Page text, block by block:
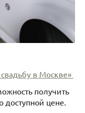
в Москве»
получить
доступной цене.